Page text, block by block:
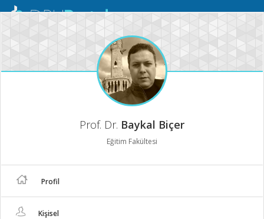
Mobil
Prof. Dr. Baykal Biçer
Eğitim Fakültesi
Profil
Kişisel